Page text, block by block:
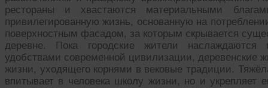
рестораны и хвастаются материальными
привилегированную жизнь, основанную на
поверхностным фасадом, за которым скрывается
деревне. Пока городские жители наслаждаются
удобствами современной цивилизации, деревенские
жизни, уходящего корнями в вековые традиции.
впитывает в человека школу жизни, но и укрепляет